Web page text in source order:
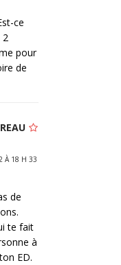
ce
2
pour
de
À 18 H 33
de
te fait
à
ED.